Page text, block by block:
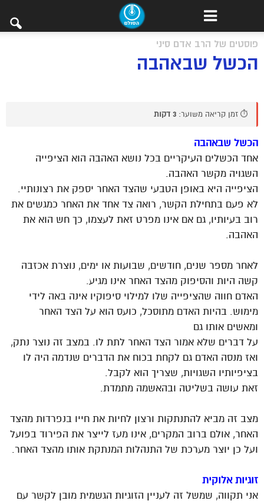
פוסטים של הרב אדם סיני
הכשל שבאהבה
⏱️ זמן קריאה משוער: 3 דקות
הכשל שבאהבה
אחד הכשלים העיקריים בכל נושא האהבה הוא הציפייה
השגויה מקשר האהבה.
הציפייה היא באופן הטבעי שהצד האחר יספק את רצונותיי.
לא פעם בתחילת הקשר, רואה צד אחד את האחר כמגשים את
רוב בעיותיו, גם אם אינו מפרט זאת לעצמו, כך חש הוא את
האהבה.
לאחר מספר שנים, חודשים, שבועות או ימים, נוצרת אכזבה
קשה היות והסיפוק מהצד האחר אינו מגיע.
האדם חווה שהציפייה שלו למילוי סיפוקיו אינה באה לידי
מימוש. בהיות האדם מתוסכל, כועס הוא על הצד האחר
ומאשים אותו גם
על דברים שלא אמור הצד האחר לתת לו. במצב זה נוצר נתק,
ואז מנסה האדם גם לקחת בכוח את הדברים שנדמה היה לו
בציפיותיו השגויות, שצריך הוא לקבל.
זאת עושה בשליטה ובהאשמה מתמדת.
מצב זה מביא להתנתקות ורצון לחיות את חייו בנפרדות מהצד
האחר, אולם ברוב המקרים, אינו מעז לייצר את הפירוד בפועל
ועל כן יוצר מערכת של התנהלות המנתקת אותו מהצד האחר.
זוגיות אלוקית
אני תקווה, שמשל זה לעניין הזוגיות הגשמית מובן לקשר עם